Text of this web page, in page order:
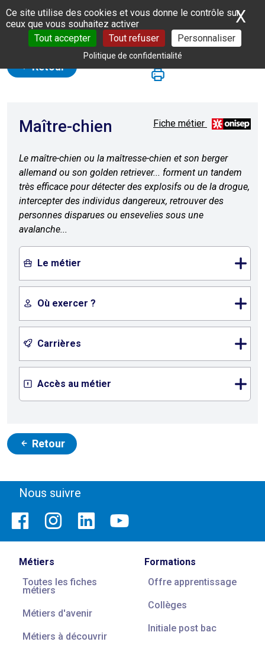
Panneau de gestion des cookies
Ce site utilise des cookies et vous donne le contrôle sur
ceux que vous souhaitez activer
Tout accepter
Tout refuser Personnaliser
Politique de confidentialité
X
Retour
Maître-chien Fiche métier
Le maître-chien ou la maîtresse-chien et son berger
allemand ou son golden retriever... forment un tandem
très efficace pour détecter des explosifs ou de la drogue,
intercepter des individus dangereux, retrouver des
personnes disparues ou ensevelies sous une
avalanche...
Le métier
Où exercer ?
Carrières
Accès au métier
Retour
Nous suivre
Métiers
Toutes les fiches
métiers
Métiers d'avenir
Métiers à découvrir
Formations
Offre apprentissage
Collèges
Initiale post bac